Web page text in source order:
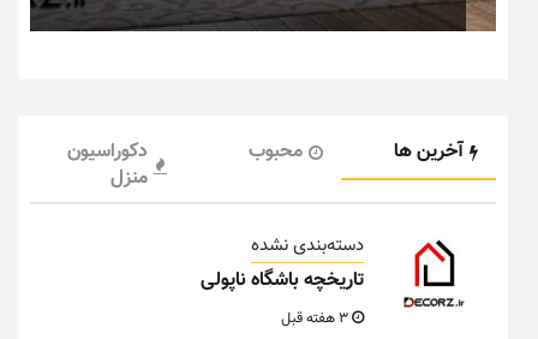
آخرین ها محبوب
دکوراسیون
منزل
دسته‌بندی نشده
تاریخچه باشگاه ناپولی